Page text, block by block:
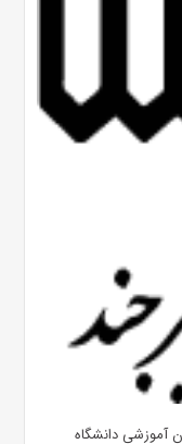
آموزشی دانشگاه